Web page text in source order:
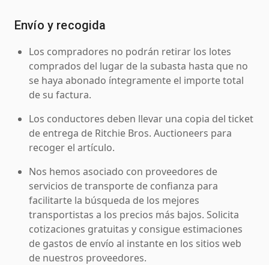
Envío y recogida
Los compradores no podrán retirar los lotes
comprados del lugar de la subasta hasta que no
se haya abonado íntegramente el importe total
de su factura.
Los conductores deben llevar una copia del ticket
de entrega de Ritchie Bros. Auctioneers para
recoger el artículo.
Nos hemos asociado con proveedores de
servicios de transporte de confianza para
facilitarte la búsqueda de los mejores
transportistas a los precios más bajos. Solicita
cotizaciones gratuitas y consigue estimaciones
de gastos de envío al instante en los sitios web
de nuestros proveedores.